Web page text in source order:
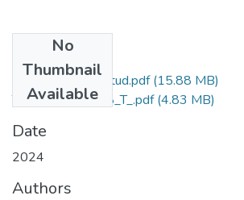
No
Thumbnail
Available
Grado de Similitud.pdf(15.88 MB)
T036_70075988_T_.pdf(4.83 MB)
Date
2024
Authors